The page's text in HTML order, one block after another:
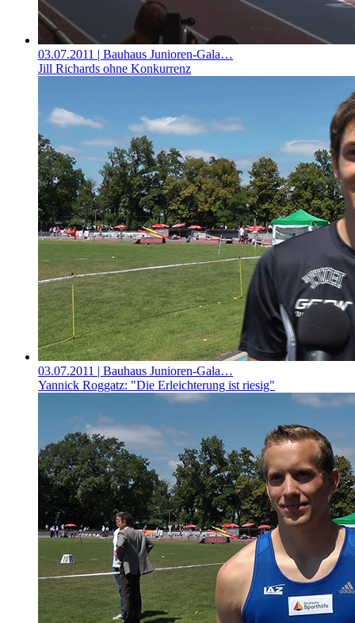
03.07.2011 | Bauhaus Junioren-Gala…
Jill Richards ohne Konkurrenz
03.07.2011 | Bauhaus Junioren-Gala…
Yannick Roggatz: "Die Erleichterung ist riesig"